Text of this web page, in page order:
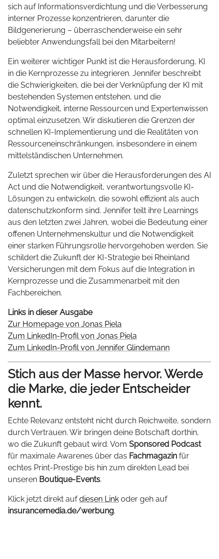
sich auf Informationsverdichtung und die Verbesserung
interner Prozesse konzentrieren, darunter die
Bildgenerierung – überraschenderweise ein sehr
beliebter Anwendungsfall bei den Mitarbeitern!
Ein weiterer wichtiger Punkt ist die Herausforderung, KI
in die Kernprozesse zu integrieren. Jennifer beschreibt
die Schwierigkeiten, die bei der Verknüpfung der KI mit
bestehenden Systemen entstehen, und die
Notwendigkeit, interne Ressourcen und Expertenwissen
optimal einzusetzen. Wir diskutieren die Grenzen der
schnellen KI-Implementierung und die Realitäten von
Ressourceneinschränkungen, insbesondere in einem
mittelständischen Unternehmen.
Zuletzt sprechen wir über die Herausforderungen des AI
Act und die Notwendigkeit, verantwortungsvolle KI-
Lösungen zu entwickeln, die sowohl effizient als auch
datenschutzkonform sind. Jennifer teilt ihre Learnings
aus den letzten zwei Jahren, wobei die Bedeutung einer
offenen Unternehmenskultur und die Notwendigkeit
einer starken Führungsrolle hervorgehoben werden. Sie
schildert die Zukunft der KI-Strategie bei Rheinland
Versicherungen mit dem Fokus auf die Integration in
Kernprozesse und die Zusammenarbeit mit den
Fachbereichen.
Links in dieser Ausgabe
Zur Homepage von Jonas Piela
Zum LinkedIn-Profil von Jonas Piela
Zum LinkedIn-Profil von Jennifer Glindemann
Stich aus der Masse hervor. Werde
die Marke, die jeder Entscheider
kennt.
Echte Relevanz entsteht nicht durch Reichweite, sondern
durch Vertrauen. Wir bringen deine Botschaft dorthin,
wo die Zukunft gebaut wird. Vom Sponsored Podcast
für maximale Awarenes über das Fachmagazin für
echtes Print-Prestige bis hin zum direkten Lead bei
unseren Boutique-Events.
Klick jetzt direkt aufdiesen Link oder geh auf
insurancemedia.de/werbung.